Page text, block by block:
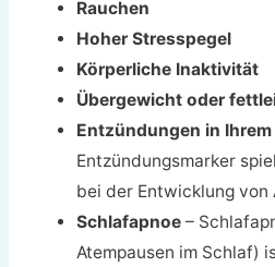
Rauchen
Hoher Stresspegel
Körperliche Inaktivität
Übergewicht oder
Entzündungen in
Entzündungsmarker
bei der Entwicklung von
Schlafapnoe –
Atempausen im Schlaf)